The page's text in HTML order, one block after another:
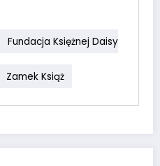
Fundacja Księżnej Daisy
Zamek Książ